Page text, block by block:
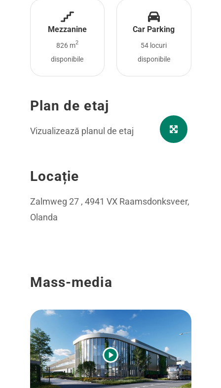
Mezzanine
826 m2
disponibile
Car Parking
54 locuri
disponibile
Plan de etaj
Vizualizează planul de etaj
Locație
Zalmweg 27 , 4941 VX Raamsdonksveer,
Olanda
Mass-media